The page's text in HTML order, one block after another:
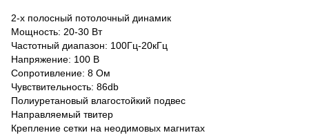
2-х полосный потолочный динамик
Мощность: 20-30 Вт
Частотный диапазон: 100Гц-20кГц
Напряжение: 100 В
Сопротивление: 8 Ом
Чувствительность: 86db
Полиуретановый влагостойкий подвес
Направляемый твитер
Крепление сетки на неодимовых магнитах